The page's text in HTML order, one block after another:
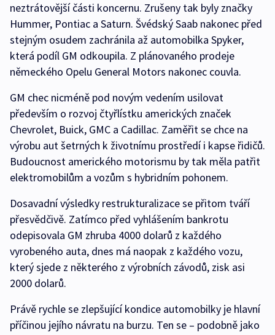
neztrátovější části koncernu. Zrušeny tak byly značky
Hummer, Pontiac a Saturn. Švédský Saab nakonec před
stejným osudem zachránila až automobilka Spyker,
která podíl GM odkoupila. Z plánovaného prodeje
německého Opelu General Motors nakonec couvla.
GM chec nicméně pod novým vedením usilovat
především o rozvoj čtyřlístku amerických značek
Chevrolet, Buick, GMC a Cadillac. Zaměřit se chce na
výrobu aut šetrných k životnímu prostředí i kapse řidičů.
Budoucnost amerického motorismu by tak měla patřit
elektromobilům a vozům s hybridním pohonem.
Dosavadní výsledky restrukturalizace se přitom tváří
přesvědčivě. Zatímco před vyhlášením bankrotu
odepisovala GM zhruba 4000 dolarů z každého
vyrobeného auta, dnes má naopak z každého vozu,
který sjede z některého z výrobních závodů, zisk asi
2000 dolarů.
Právě rychle se zlepšující kondice automobilky je hlavní
příčinou jejího návratu na burzu. Ten se – podobně jako